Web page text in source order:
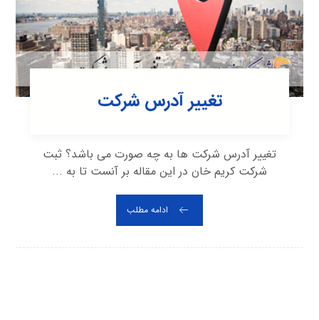
تغییر آدرس شرکت
تغییر آدرس شرکت ها به چه صورت می باشد؟ ثبت
شرکت کریم خان در این مقاله بر آنست تا به ...
ادامه مطلب